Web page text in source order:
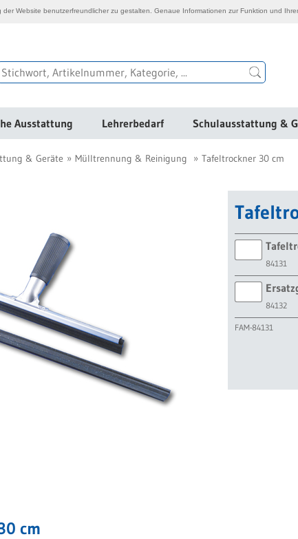
Ausstattung Lehrerbedarf Schulausstattung &
& Geräte Mülltrennung & Reinigung Tafeltrockner 30 cm
84131
84132
FAM-84131
cm
Website benutzerfreundlicher zu gestalten. Genaue Informationen zur Funktion und